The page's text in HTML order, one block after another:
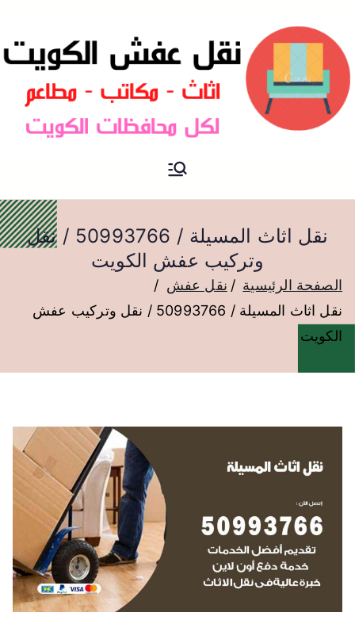
نقل عفش الكويت
نقل اثاث المسيلة / 50993766 / نقل
وتركيب عفش الكويت
الصفحة الرئيسية
نقل عفش
نقل اثاث المسيلة / 50993766 / نقل وتركيب عفش
الكويت